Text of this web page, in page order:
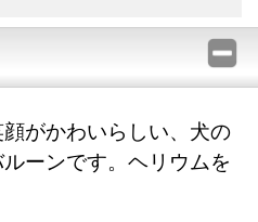
がかわいらしい、犬の
ーンです。ヘリウムを